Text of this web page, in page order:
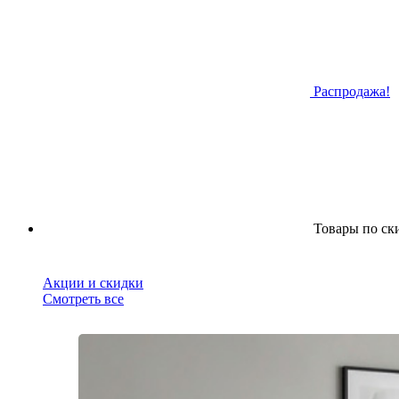
Распродажа!
Товары по
Акции и скидки
Смотреть все